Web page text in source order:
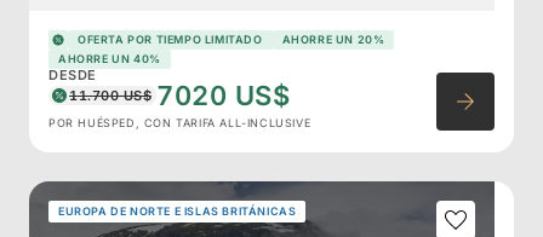
OFERTA POR TIEMPO LIMITADO
AHORRE UN 20%
AHORRE UN 40%
DESDE
11.700 US$ 7020 US$
POR HUÉSPED, CON TARIFA ALL-INCLUSIVE
EUROPA DE NORTE E ISLAS BRITÁNICAS